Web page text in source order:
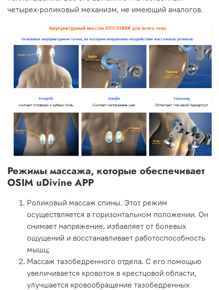
четырех-роликовый механизм, не имеющий аналогов.
Режимы массажа, которые обеспечивает
OSIM uDivine APP
Роликовый массаж спины. Этот режим
осуществляется в горизонтальном положении. Он
снимает напряжение, избавляет от болевых
ощущений и восстанавливает работоспособность
мышц;
Массаж тазобедренного отдела. С его помощью
увеличивается кровоток в крестцовой области,
улучшается кровообращение тазобедренных